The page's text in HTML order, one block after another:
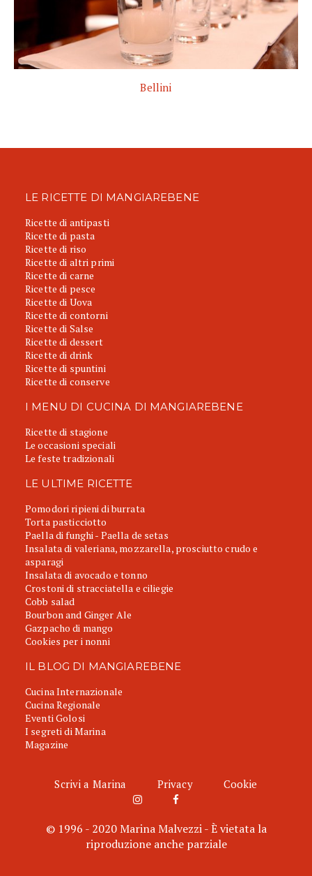
Bellini
LE RICETTE DI MANGIAREBENE
Ricette di antipasti
Ricette di pasta
Ricette di riso
Ricette di altri primi
Ricette di carne
Ricette di pesce
Ricette di Uova
Ricette di contorni
Ricette di Salse
Ricette di dessert
Ricette di drink
Ricette di spuntini
Ricette di conserve
I MENU DI CUCINA DI MANGIAREBENE
Ricette di stagione
Le occasioni speciali
Le feste tradizionali
LE ULTIME RICETTE
Pomodori ripieni di burrata
Torta pasticciotto
Paella di funghi - Paella de setas
Insalata di valeriana, mozzarella, prosciutto crudo e
asparagi
Insalata di avocado e tonno
Crostoni di stracciatella e ciliegie
Cobb salad
Bourbon and Ginger Ale
Gazpacho di mango
Cookies per i nonni
IL BLOG DI MANGIAREBENE
Cucina Internazionale
Cucina Regionale
Eventi Golosi
I segreti di Marina
Magazine
Scrivi a Marina Privacy Cookie
© 1996 - 2020 Marina Malvezzi - È vietata la
riproduzione anche parziale